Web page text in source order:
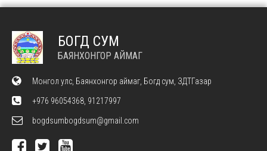
БОГД СУМ
БАЯНХОНГОР АЙМАГ
Монгол улс, Баянхонгор аймаг, Богд сум, ЗДТГазар
+976 96054368, 91217997
bogdsumbogdsum@gmail.com